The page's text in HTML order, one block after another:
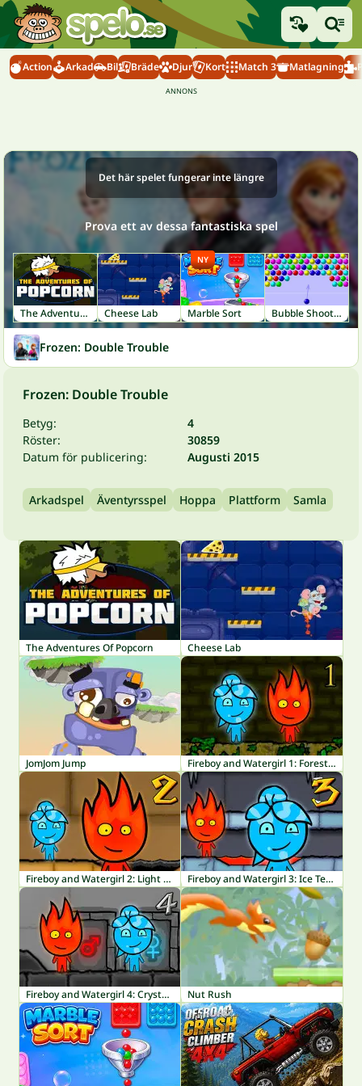
Action Arkad Bil Bräde Djur Kort Match 3 Matlagning
Det här spelet fungerar inte längre
Prova ett av dessa fantastiska spel
The Adventures Of Popcorn Cheese Lab Marble Sort
NY
Bubble Shooter
Frozen: Double Trouble
Frozen: Double Trouble
Betyg:
4
Röster:
30859
Datum för publicering:
Augusti 2015
Arkadspel Äventyrsspel Hoppa Plattform Samla
The Adventures Of Popcorn Cheese Lab
JomJom Jump Fireboy and Watergirl 1: Forest Temple
Fireboy and Watergirl 2: Light Temple Fireboy and Watergirl 3: Ice Temple
Fireboy and Watergirl 4: Crystal Temple Nut Rush